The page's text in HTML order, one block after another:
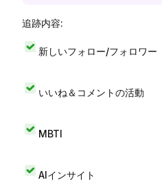
追跡内容:
新しいフォロー/フォロワー
いいね＆コメントの活動
MBTI
AIインサイト